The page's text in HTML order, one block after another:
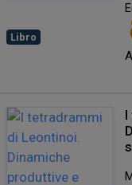
Libro
I